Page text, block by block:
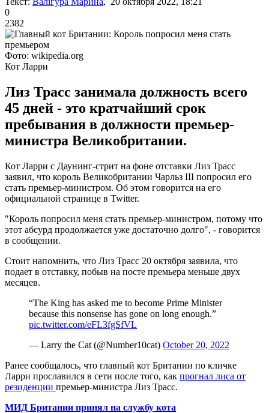
0
2382
Фото: wikipedia.org
Кот Ларри
Лиз Трасс занимала должность всего
45 дней - это кратчайший срок
пребывания в должности премьер-
министра Великобритании.
Кот Ларри с Даунинг-стрит на фоне отставки Лиз Трасс
заявил, что король Великобритании Чарльз III попросил его
стать премьер-министром. Об этом говорится на его
официальной странице в Twitter.
"Король попросил меня стать премьер-министром, потому что
этот абсурд продолжается уже достаточно долго", - говорится
в сообщении.
Стоит напомнить, что Лиз Трасс 20 октября заявила, что
подает в отставку, побыв на посте премьера меньше двух
месяцев.
“The King has asked me to become Prime Minister
because this nonsense has gone on long enough.”
pic.twitter.com/eFL3fgSfVL
— Larry the Cat (@Number10cat) October 20, 2022
Ранее сообщалось, что главный кот Британии по кличке
Ларри прославился в сети после того, как прогнал лиса от
резиденции премьер-министра Лиз Трасс.
МИД Британии принял на службу кота